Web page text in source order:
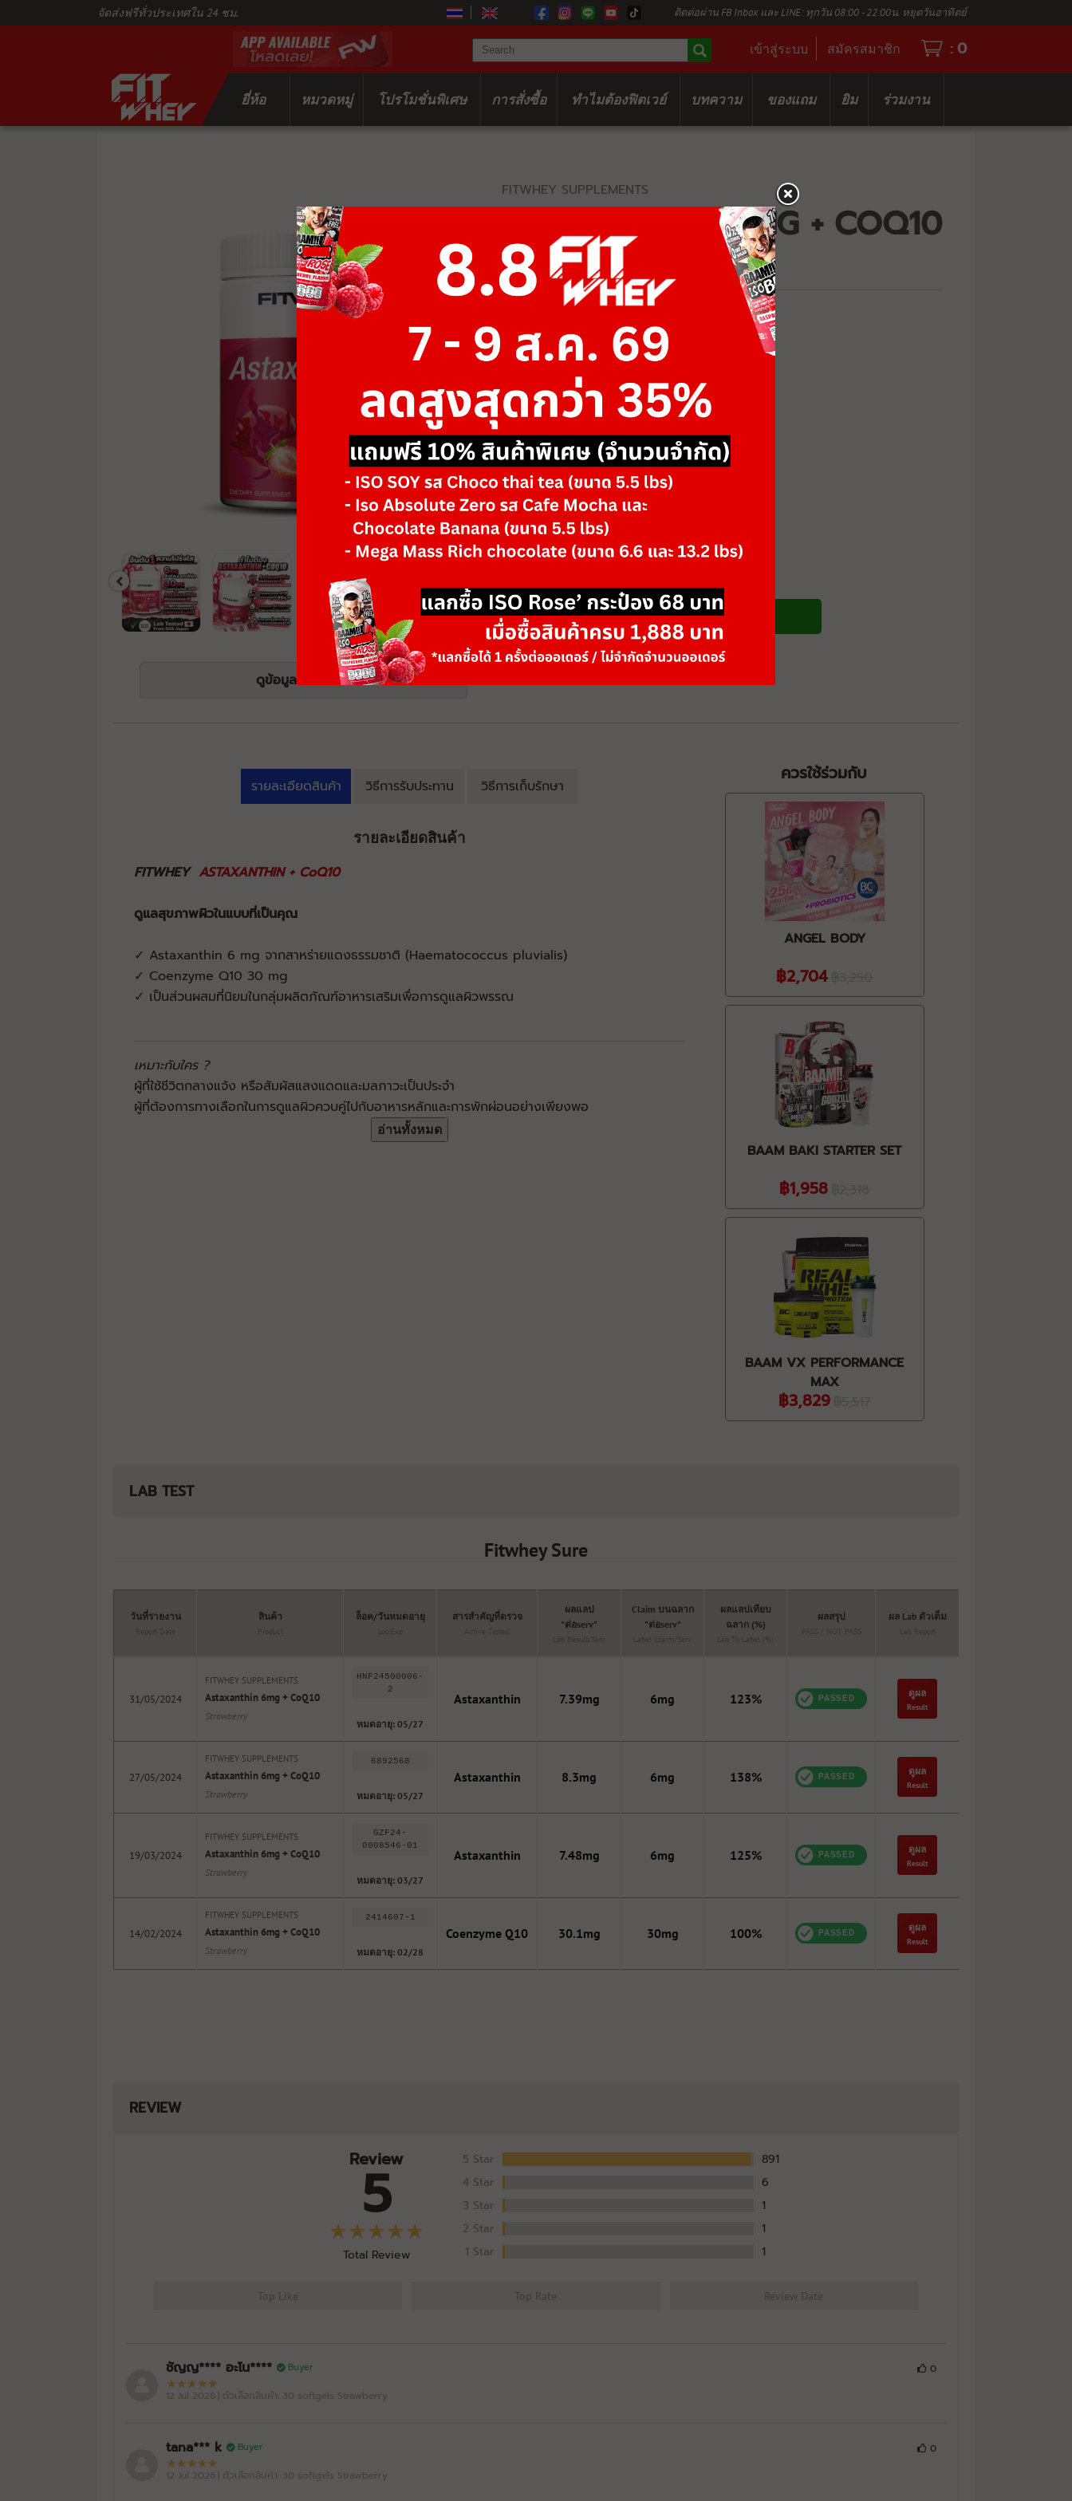
จัดส่งฟรีทั่วประเทศใน 24 ชม. ติดต่อผ่าน FB Inbox และ LINE: ทุกวัน 08:00 - 22:00น. หยุดวันอาทิตย์
เข้าสู่ระบบ สมัครสมาชิก : 0
ยี่ห้อ หมวดหมู่ โปรโมชั่นพิเศษ การสั่งซื้อ ทำไมต้องฟิตเวย์ บทความ ของแถม ยิม ร่วมงาน
ดูข้อมูลโภชนาการ
FITWHEY SUPPLEMENTS
ASTAXANTHIN 6MG + COQ10
฿228
ขนาด 30 softgels
รสชาติ/ตัวเลือก Strawberry
จำนวน
เพิ่มลงตะกร้า ซื้อสินค้า
รายละเอียดสินค้า วิธีการรับประทาน วิธีการเก็บรักษา
รายละเอียดสินค้า
FITWHEY ASTAXANTHIN + CoQ10
ดูแลสุขภาพผิวในแบบที่เป็นคุณ
✓ Astaxanthin 6 mg จากสาหร่ายแดงธรรมชาติ (Haematococcus pluvialis)
✓ Coenzyme Q10 30 mg
✓ เป็นส่วนผสมที่นิยมในกลุ่มผลิตภัณฑ์อาหารเสริมเพื่อการดูแลผิวพรรณ
เหมาะกับใคร ?
ผู้ที่ใช้ชีวิตกลางแจ้ง หรือสัมผัสแสงแดดและมลภาวะเป็นประจำ
ผู้ที่ต้องการทางเลือกในการดูแลผิวควบคู่ไปกับอาหารหลักและการพักผ่อนอย่างเพียงพอ
อ่านทั้งหมด
ควรใช้ร่วมกับ
ANGEL BODY
฿2,704
BAAM BAKI STARTER SET
฿1,958
BAAM VX PERFORMANCE
MAX
฿3,829
LAB TEST
Fitwhey Sure
วันที่รายงาน สินค้า ล็อค/วันหมดอายุ สารสำคัญที่ตรวจ
ผลแลป
"ต่อserv"
Claim บนฉลาก
"ต่อserv"
ผลแลปเทียบ
ฉลาก (%)
ผลสรุป ผล Lab ตัวเต็ม
31/05/2024
FITWHEY SUPPLEMENTS
Astaxanthin 6mg + CoQ10
Strawberry
HNF24500006-
2
หมดอายุ: 05/27
Astaxanthin 7.39mg 6mg 123% ดูผล
Result
27/05/2024
FITWHEY SUPPLEMENTS
Astaxanthin 6mg + CoQ10
Strawberry
6892568
หมดอายุ: 05/27
Astaxanthin 8.3mg 6mg 138% ดูผล
Result
19/03/2024
FITWHEY SUPPLEMENTS
Astaxanthin 6mg + CoQ10
Strawberry
GZF24-
0008546-01
หมดอายุ: 03/27
Astaxanthin 7.48mg 6mg 125% ดูผล
Result
14/02/2024
FITWHEY SUPPLEMENTS
Astaxanthin 6mg + CoQ10
Strawberry
2414607-1
หมดอายุ: 02/28
Coenzyme Q10 30.1mg 30mg 100% ดูผล
Result
REVIEW
Review
5
Total Review
5 Star
891
4 Star
6
3 Star
1
2 Star
1
1 Star
1
Top Like Top Rate Review Date
ชัญญ**** อะโน**** Buyer
12 Jul 2026 | ตัวเลือกสินค้า: 30 softgels Strawberry
0
tana*** k Buyer
12 Jul 2026 | ตัวเลือกสินค้า: 30 softgels Strawberry
0